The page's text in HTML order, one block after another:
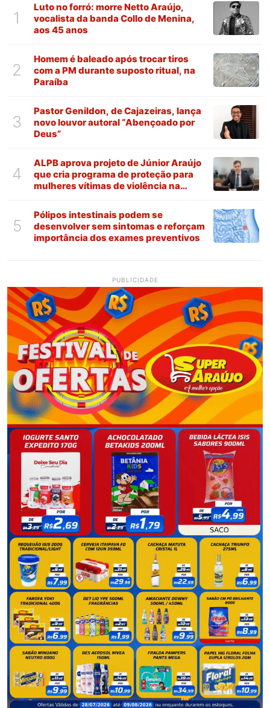
1
Luto no forró: morre Netto Araújo,
vocalista da banda Collo de Menina,
aos 45 anos
2
Homem é baleado após trocar tiros
com a PM durante suposto ritual, na
Paraíba
3
Pastor Genildon, de Cajazeiras, lança
novo louvor autoral “Abençoado por
Deus”
4
ALPB aprova projeto de Júnior Araújo
que cria programa de proteção para
mulheres vítimas de violência na
5
Pólipos intestinais podem se
desenvolver sem sintomas e reforçam
importância dos exames preventivos
PUBLICIDADE